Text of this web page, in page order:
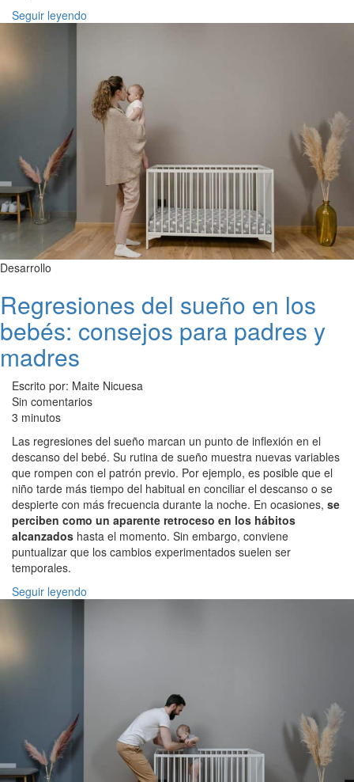
Seguir leyendo
Desarrollo
Regresiones del sueño en los
bebés: consejos para padres y
madres
Escrito por: Maite Nicuesa
Sin comentarios
3 minutos
Las regresiones del sueño marcan un punto de inflexión en el
descanso del bebé. Su rutina de sueño muestra nuevas variables
que rompen con el patrón previo. Por ejemplo, es posible que el
niño tarde más tiempo del habitual en conciliar el descanso o se
despierte con más frecuencia durante la noche. En ocasiones, se
perciben como un aparente retroceso en los hábitos
alcanzados hasta el momento. Sin embargo, conviene
puntualizar que los cambios experimentados suelen ser
temporales.
Seguir leyendo